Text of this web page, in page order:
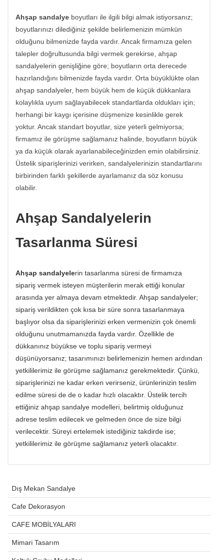
Ahşap sandalye boyutları ile ilgili bilgi almak istiyorsanız;
boyutlarınızı dilediğiniz şekilde belirlemenizin mümkün
olduğunu bilmenizde fayda vardır. Ancak firmamıza gelen
talepler doğrultusunda bilgi vermek gerekirse, ahşap
sandalyelerin genişliğine göre; boyutların orta derecede
hazırlandığını bilmenizde fayda vardır. Orta büyüklükte olan
ahşap sandalyeler, hem büyük hem de küçük dükkanlara
kolaylıkla uyum sağlayabilecek standartlarda oldukları için;
herhangi bir kaygı içerisine düşmenize kesinlikle gerek
yoktur. Ancak standart boyutlar, size yeterli gelmiyorsa;
firmamız ile görüşme sağlamanız halinde, boyutların büyük
ya da küçük olarak ayarlanabileceğinizden emin olabilirsiniz.
Üstelik siparişlerinizi verirken, sandalyelerinizin standartlarını
birbirinden farklı şekillerde ayarlamanız da söz konusu
olabilir.
Ahşap Sandalyelerin
Tasarlanma Süresi
Ahşap sandalyelerin tasarlanma süresi de firmamıza
sipariş vermek isteyen müşterilerin merak ettiği konular
arasında yer almaya devam etmektedir. Ahşap sandalyeler;
sipariş verildikten çok kısa bir süre sonra tasarlanmaya
başlıyor olsa da siparişlerinizi erken vermenizin çok önemli
olduğunu unutmamanızda fayda vardır. Özellikle de
dükkanınız büyükse ve toplu sipariş vermeyi
düşünüyorsanız; tasarımınızı belirlemenizin hemen ardından
yetkililerimiz ile görüşme sağlamanız gerekmektedir. Çünkü,
siparişlerinizi ne kadar erken verirseniz, ürünlerinizin teslim
edilme süresi de de o kadar hızlı olacaktır. Üstelik tercih
ettiğiniz ahşap sandalye modelleri, belirtmiş olduğunuz
adrese teslim edilecek ve gelmeden önce de size bilgi
verilecektir. Süreyi ertelemek istediğiniz takdirde ise;
yetkililerimiz ile görüşme sağlamanız yeterli olacaktır.
Dış Mekan Sandalye
Cafe Dekorasyon
CAFE MOBİLYALARI
Mimari Tasarım